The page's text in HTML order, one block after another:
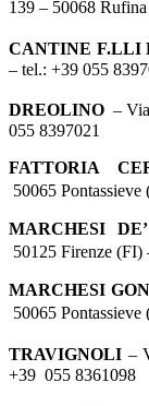
139 – 50068
CANTINE F.LLI
– tel.: +39 055
DREOLINO –
055 8397021
FATTORIA
50065
MARCHESI
50125 Firenze
MARCHESI
50065
TRAVIGNOLI –
+39 055 8361098